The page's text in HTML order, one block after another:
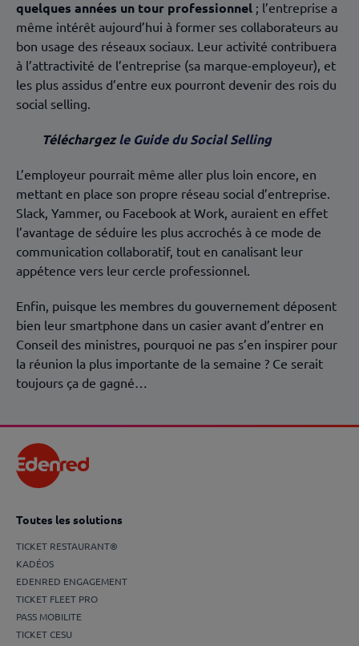
quelques années un tour professionnel ; l’entreprise a
même intérêt aujourd’hui à former ses collaborateurs au
bon usage des réseaux sociaux. Leur activité contribuera
à l’attractivité de l’entreprise (sa marque-employeur), et
les plus assidus d’entre eux pourront devenir des rois du
social selling.
Téléchargezle Guide du Social Selling
L’employeur pourrait même aller plus loin encore, en
mettant en place son propre réseau social d’entreprise.
Slack, Yammer, ou Facebook at Work, auraient en effet
l’avantage de séduire les plus accrochés à ce mode de
communication collaboratif, tout en canalisant leur
appétence vers leur cercle professionnel.
Enfin, puisque les membres du gouvernement déposent
bien leur smartphone dans un casier avant d’entrer en
Conseil des ministres, pourquoi ne pas s’en inspirer pour
la réunion la plus importante de la semaine ? Ce serait
toujours ça de gagné…
Toutes les solutions
TICKET RESTAURANT®
KADÉOS
EDENRED ENGAGEMENT
TICKET FLEET PRO
PASS MOBILITE
TICKET CESU